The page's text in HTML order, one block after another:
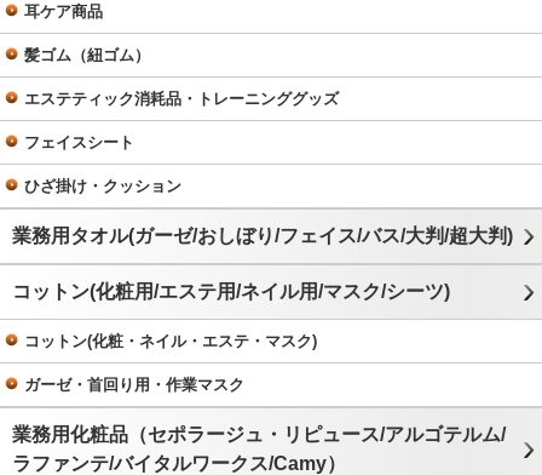
耳ケア商品
髪ゴム（紐ゴム）
エステティック消耗品・トレーニンググッズ
フェイスシート
ひざ掛け・クッション
業務用タオル(ガーゼ/おしぼり/フェイス/バス/大判/超大判)
コットン(化粧用/エステ用/ネイル用/マスク/シーツ)
コットン(化粧・ネイル・エステ・マスク)
ガーゼ・首回り用・作業マスク
業務用化粧品（セポラージュ・リピュース/アルゴテルム/
ラファンテ/バイタルワークス/Camy）